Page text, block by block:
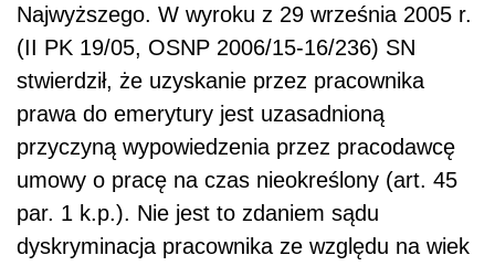
Najwyższego. W wyroku z 29 września 2005 r.
(II PK 19/05, OSNP 2006/15-16/236) SN
stwierdził, że uzyskanie przez pracownika
prawa do emerytury jest uzasadnioną
przyczyną wypowiedzenia przez pracodawcę
umowy o pracę na czas nieokreślony (art. 45
par. 1 k.p.). Nie jest to zdaniem sądu
dyskryminacja pracownika ze względu na wiek